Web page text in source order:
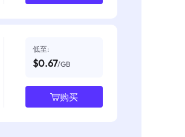
低至:
$0.67/GB
购买